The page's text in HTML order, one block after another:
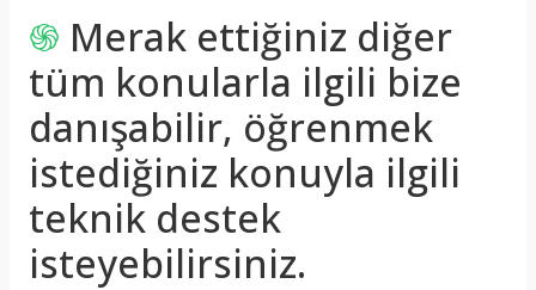
֍ Merak ettiğiniz diğer
tüm konularla ilgili bize
danışabilir, öğrenmek
istediğiniz konuyla ilgili
teknik destek
isteyebilirsiniz.